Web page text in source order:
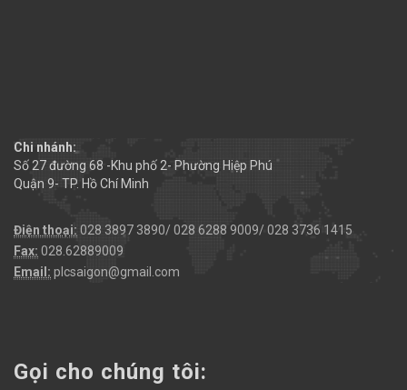
Chi nhánh:
Số 27 đường 68 -Khu phố 2- Phường Hiệp Phú
Quận 9- TP. Hồ Chí Minh
Điện thoại: 028 3897 3890/ 028 6288 9009/ 028 3736 1415
Fax: 028.62889009
Email: plcsaigon@gmail.com
Gọi cho chúng tôi: